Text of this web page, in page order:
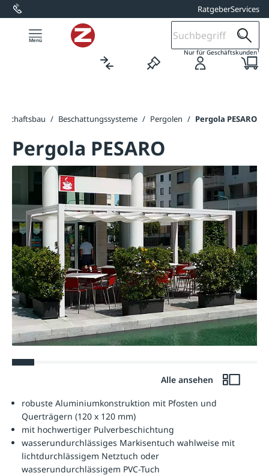
springen RatgeberServices
Nur für Geschäftskunden1
/ Beschattungssysteme / Pergolen / Pergola PESARO
Pergola PESARO
Alle ansehen
robuste Aluminiumkonstruktion mit Pfosten und
Querträgern (120 x 120 mm)
mit hochwertiger Pulverbeschichtung
wasserundurchlässiges Markisentuch wahlweise mit
lichtdurchlässigem Netztuch oder
wasserundurchlässigem PVC-Tuch